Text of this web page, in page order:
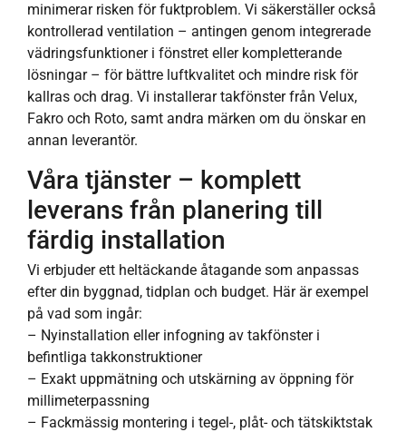
minimerar risken för fuktproblem. Vi säkerställer också
kontrollerad ventilation – antingen genom integrerade
vädringsfunktioner i fönstret eller kompletterande
lösningar – för bättre luftkvalitet och mindre risk för
kallras och drag. Vi installerar takfönster från Velux,
Fakro och Roto, samt andra märken om du önskar en
annan leverantör.
Våra tjänster – komplett
leverans från planering till
färdig installation
Vi erbjuder ett heltäckande åtagande som anpassas
efter din byggnad, tidplan och budget. Här är exempel
på vad som ingår:
– Nyinstallation eller infogning av takfönster i
befintliga takkonstruktioner
– Exakt uppmätning och utskärning av öppning för
millimeterpassning
– Fackmässig montering i tegel-, plåt- och tätskiktstak